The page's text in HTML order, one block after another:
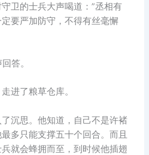
卫的士兵大声喝道：”丞相有
要严加防守，不得有丝毫懈
答。
进了粮草仓库。
沉思。他知道，自己不是许褚
多只能支撑五十个回合。而且
就会蜂拥而至，到时候他插翅